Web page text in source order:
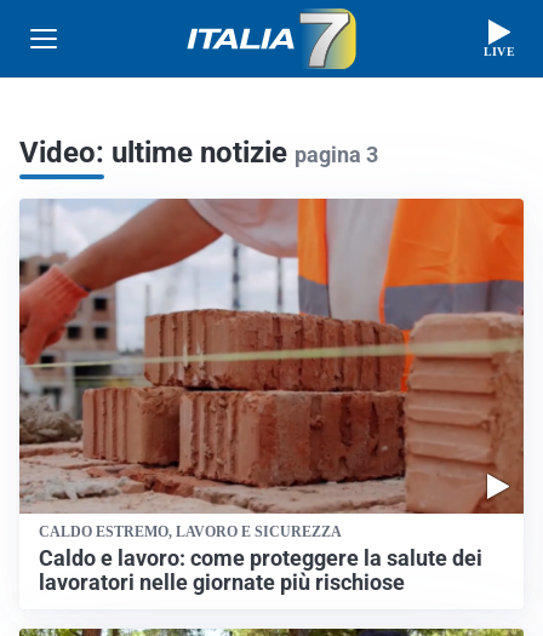
LIVE
Video: ultime notizie pagina 3
CALDO ESTREMO, LAVORO E SICUREZZA
Caldo e lavoro: come proteggere la salute dei
lavoratori nelle giornate più rischiose